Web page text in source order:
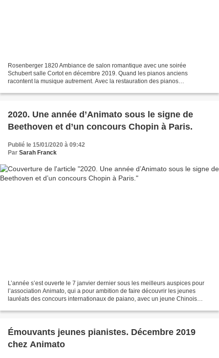
Rosenberger 1820 Ambiance de salon romantique avec une soirée
Schubert salle Cortot en décembre 2019. Quand les pianos anciens
racontent la musique autrement. Avec la restauration des pianos
2020. Une année d’Animato sous le signe de
Beethoven et d’un concours Chopin à Paris.
Publié le 15/01/2020 à 09:42
Par Sarah Franck
L’année s’est ouverte le 7 janvier dernier sous les meilleurs auspices pour
l’association Animato, qui a pour ambition de faire découvrir les jeunes
lauréats des concours internationaux de paiano, avec un jeune Chinois
Émouvants jeunes pianistes. Décembre 2019
chez Animato